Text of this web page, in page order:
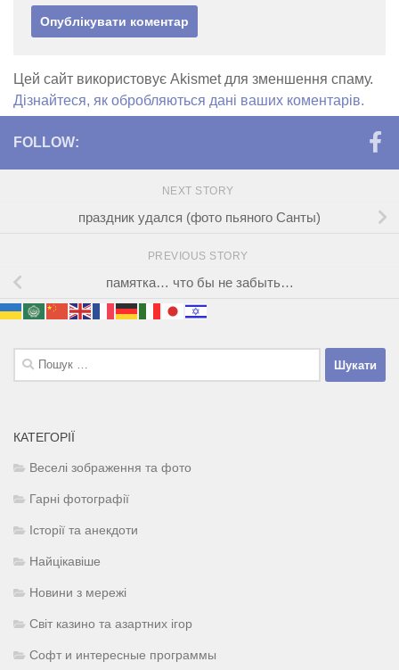
Цей сайт використовує Akismet для зменшення спаму.
Дізнайтеся, як обробляються дані ваших коментарів.
FOLLOW:
NEXT STORY
праздник удался (фото пьяного Санты)
PREVIOUS STORY
памятка… что бы не забыть…
Пошук:
КАТЕГОРІЇ
Веселі зображення та фото
Гарні фотографії
Історії та анекдоти
Найцікавіше
Новини з мережі
Світ казино та азартних ігор
Софт и интересные программы